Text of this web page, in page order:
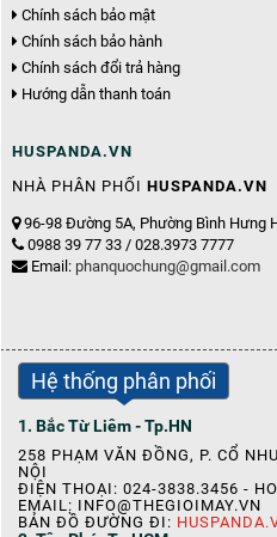
Chính sách bảo mật
Chính sách bảo hành
Chính sách đổi trả hàng
Hướng dẫn thanh toán
HUSPANDA.VN
NHÀ PHÂN PHỐI HUSPANDA.VN
96-98 Đường 5A, Phường Bình Hưng
0988 39 77 33 / 028.3973 7777
Email: phanquochung@gmail.com
Hệ thống phân phối
1. Bắc Từ Liêm - Tp.HN
258 PHẠM VĂN ĐỒNG, P. CỔ
NỘI
ĐIỆN THOẠI: 024-3838.3456 -
EMAIL: INFO@THEGIOIMAY.VN
BẢN ĐỒ ĐƯỜNG ĐI: